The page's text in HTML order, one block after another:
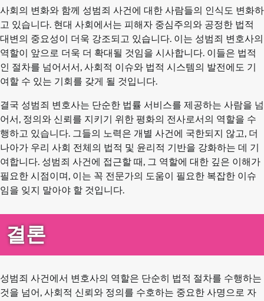
사회의 변화와 함께 성범죄 사건에 대한 사람들의 인식도 변화하
고 있습니다. 현대 사회에서는 피해자 중심주의와 공정한 법적
대변의 중요성이 더욱 강조되고 있습니다. 이는 성범죄 변호사의
역할이 앞으로 더욱 더 확대될 것임을 시사합니다. 이들은 법적
인 절차를 넘어서서, 사회적 이슈와 법적 시스템의 발전에도 기
여할 수 있는 기회를 갖게 될 것입니다.
결국 성범죄 변호사는 단순한 법률 서비스를 제공하는 사람을 넘
어서, 정의와 신뢰를 지키기 위한 평화의 전사로서의 역할을 수
행하고 있습니다. 그들의 노력은 개별 사건에 국한되지 않고, 더
나아가 우리 사회 전체의 법적 및 윤리적 기반을 강화하는 데 기
여합니다. 성범죄 사건에 접근할 때, 그 역할에 대한 깊은 이해가
필요한 시점이며, 이는 꼭 전문가의 도움이 필요한 복잡한 이슈
임을 잊지 말아야 할 것입니다.
결론
성범죄 사건에서 변호사의 역할은 단순히 법적 절차를 수행하는
것을 넘어, 사회적 신뢰와 정의를 수호하는 중요한 사명으로 자